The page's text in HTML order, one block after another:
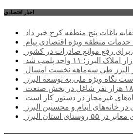
اخبار اقتصادی
باغات پنج منطقه کرج خبر داد
منطقه ویژه اقتصادی پیام
رفع موانع صادرات در کشور
۱۱ واحد پلمب شد
نگاه ویژه ملی به توسعه البرز
غیرمجاز در دستور کار است
ایتام و محسنین البرز
استان البرز